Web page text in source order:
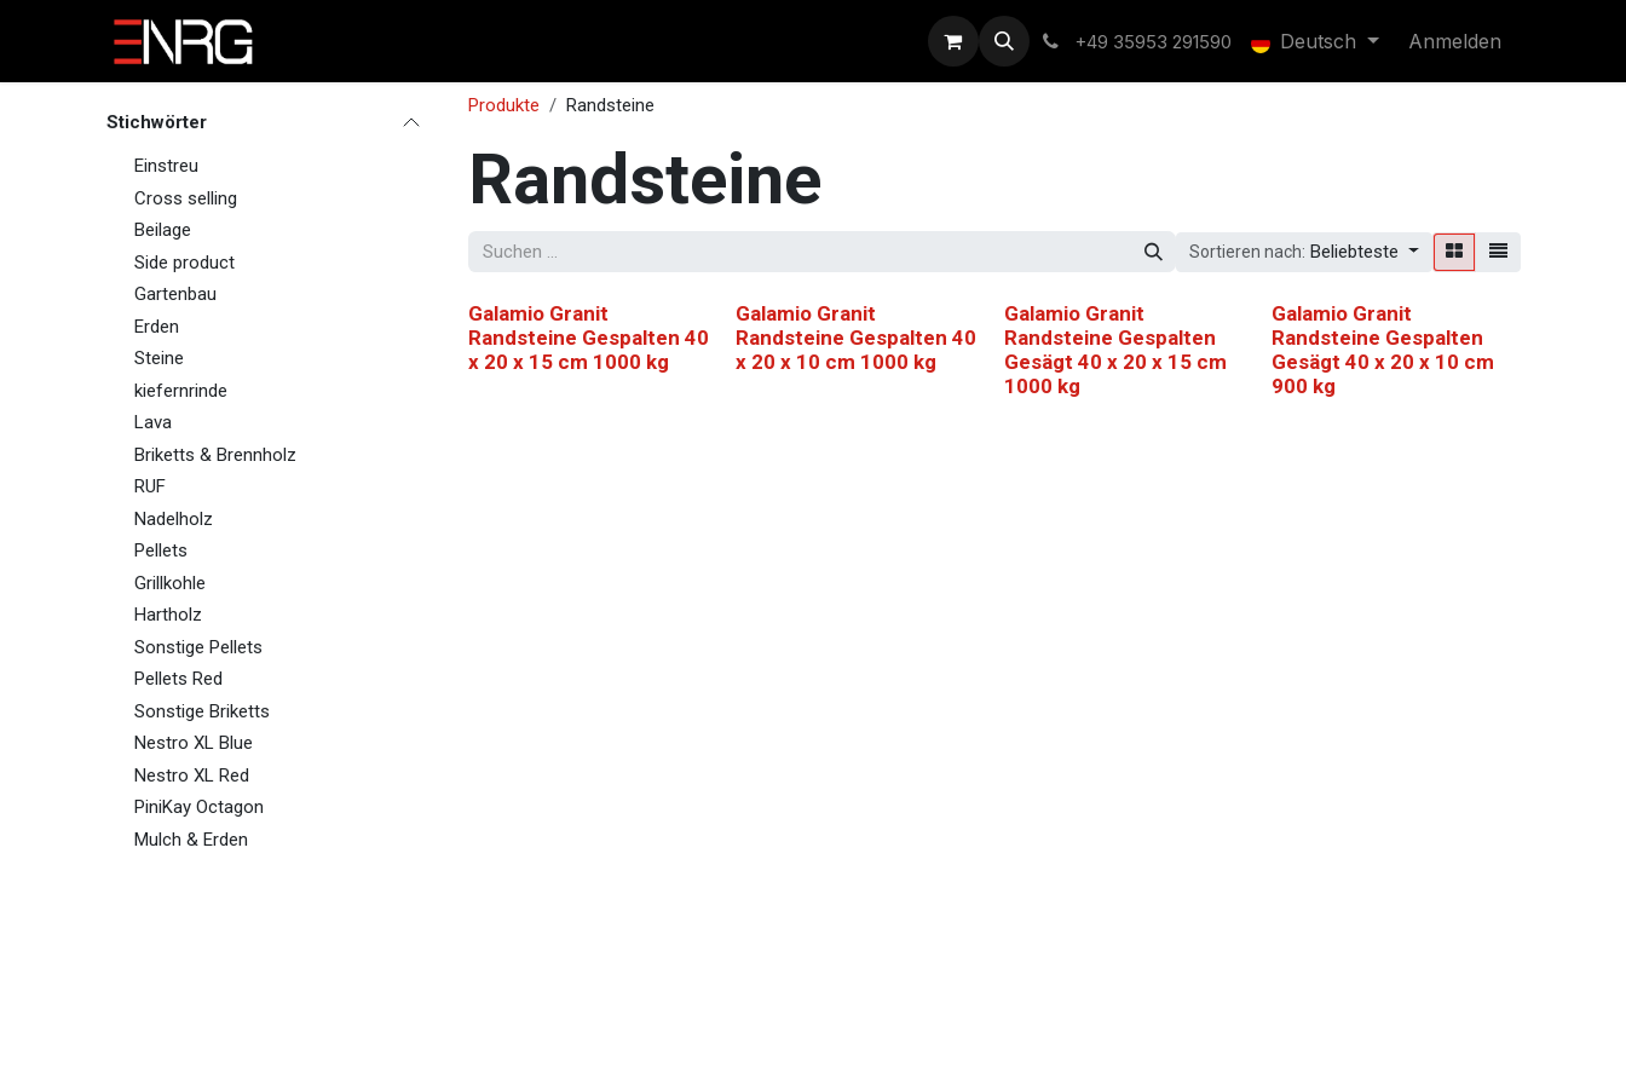
Benefits +49 35953 291590 Deutsch Anmelden
Stichwörter
Einstreu
Cross selling
Beilage
Side product
Gartenbau
Erden
Steine
kiefernrinde
Lava
Briketts & Brennholz
RUF
Nadelholz
Pellets
Grillkohle
Hartholz
Sonstige Pellets
Pellets Red
Sonstige Briketts
Nestro XL Blue
Nestro XL Red
PiniKay Octagon
Mulch & Erden
Produkte Randsteine
Randsteine
Sortieren nach: Beliebteste
Galamio Granit
Randsteine Gespalten 40
x 20 x 15 cm 1000 kg
Galamio Granit
Randsteine Gespalten 40
x 20 x 10 cm 1000 kg
Galamio Granit
Randsteine Gespalten
Gesägt 40 x 20 x 15 cm
1000 kg
Galamio Granit
Randsteine Gespalten
Gesägt 40 x 20 x 10 cm
900 kg